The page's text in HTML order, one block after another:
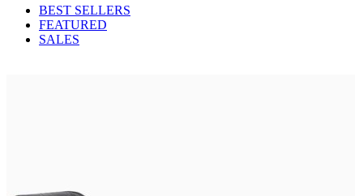
BEST SELLERS
FEATURED
SALES